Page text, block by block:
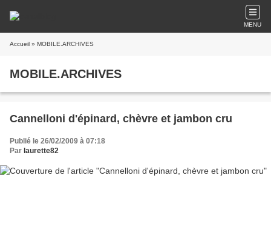
MENU
Accueil » MOBILE.ARCHIVES
MOBILE.ARCHIVES
Cannelloni d'épinard, chèvre et jambon cru
Publié le 26/02/2009 à 07:18
Par laurette82